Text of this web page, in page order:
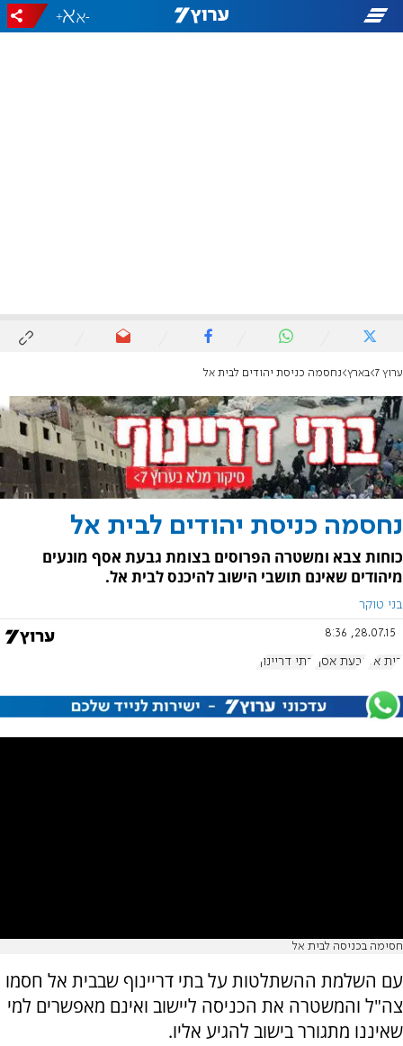
-
+
ערוץ 7 בארץ נחסמה כניסת יהודים לבית אל
נחסמה כניסת יהודים לבית אל
כוחות צבא ומשטרה הפרוסים בצומת גבעת אסף מונעים
מיהודים שאינם תושבי הישוב להיכנס לבית אל.
בני טוקר
28.07.15, 8:36
בית אל גבעת אסף בתי דריינוף
חסימה בכניסה לבית אל
עם השלמת ההשתלטות על בתי דריינוף שבבית אל חסמו
צה"ל והמשטרה את הכניסה ליישוב ואינם מאפשרים למי
שאיננו מתגורר בישוב להגיע אליו.